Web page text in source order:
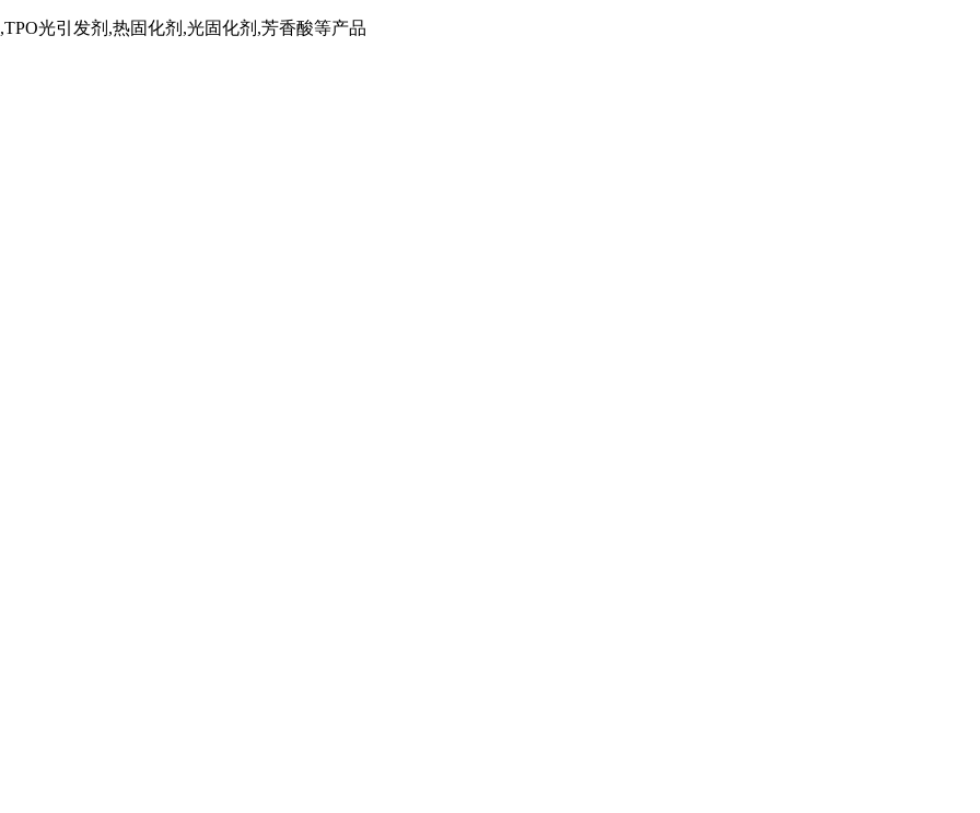
光引发剂,热固化剂,光固化剂,芳香酸等产品